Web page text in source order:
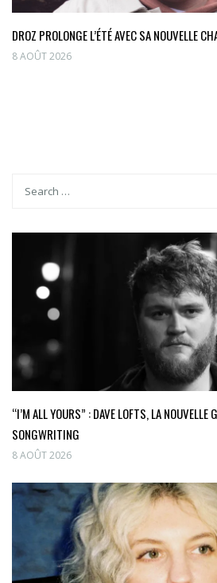
DROZ PROLONGE L’ÉTÉ AVEC SA NOUVELLE
8 AOÛT 2026
“I’M ALL YOURS” : DAVE LOFTS, LA NOUVELLE
SONGWRITING
8 AOÛT 2026